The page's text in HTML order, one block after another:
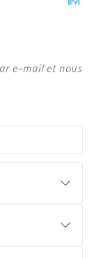
e-mail et nous